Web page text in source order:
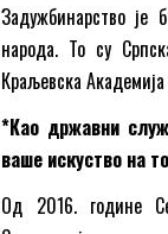
Задужбинарство је
народа. То су
Краљевска
*Као државни
ваше искуство на
Од 2016. године